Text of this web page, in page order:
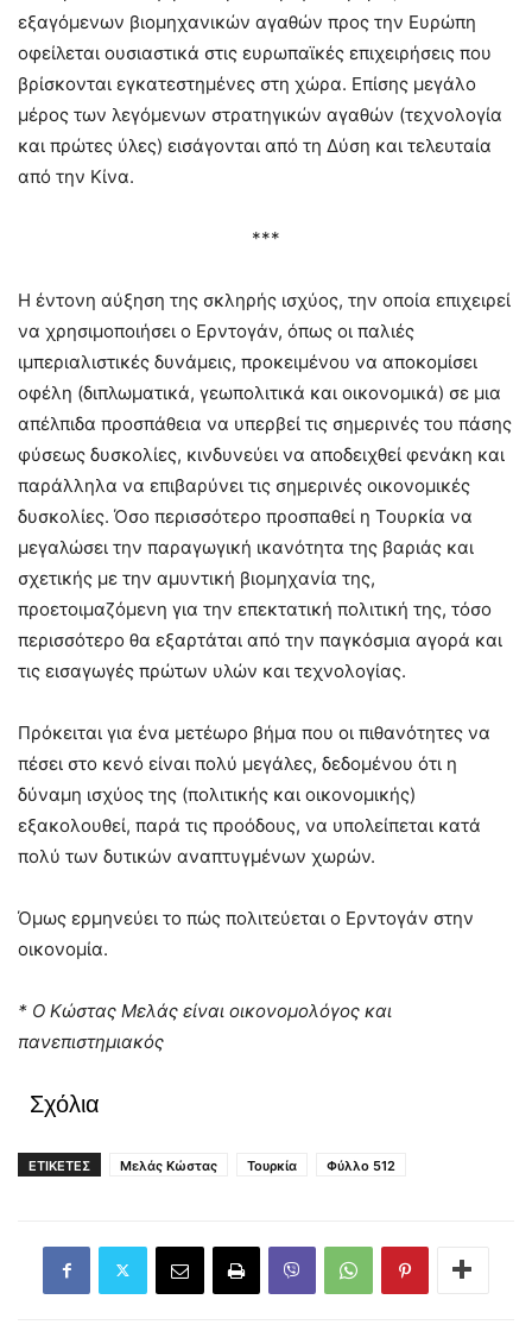
εξαγόμενων βιομηχανικών αγαθών προς την Ευρώπη
οφείλεται ουσιαστικά στις ευρωπαϊκές επιχειρήσεις που
βρίσκονται εγκατεστημένες στη χώρα. Επίσης μεγάλο
μέρος των λεγόμενων στρατηγικών αγαθών (τεχνολογία
και πρώτες ύλες) εισάγονται από τη Δύση και τελευταία
από την Κίνα.
***
Η έντονη αύξηση της σκληρής ισχύος, την οποία επιχειρεί
να χρησιμοποιήσει ο Ερντογάν, όπως οι παλιές
ιμπεριαλιστικές δυνάμεις, προκειμένου να αποκομίσει
οφέλη (διπλωματικά, γεωπολιτικά και οικονομικά) σε μια
απέλπιδα προσπάθεια να υπερβεί τις σημερινές του πάσης
φύσεως δυσκολίες, κινδυνεύει να αποδειχθεί φενάκη και
παράλληλα να επιβαρύνει τις σημερινές οικονομικές
δυσκολίες. Όσο περισσότερο προσπαθεί η Τουρκία να
μεγαλώσει την παραγωγική ικανότητα της βαριάς και
σχετικής με την αμυντική βιομηχανία της,
προετοιμαζόμενη για την επεκτατική πολιτική της, τόσο
περισσότερο θα εξαρτάται από την παγκόσμια αγορά και
τις εισαγωγές πρώτων υλών και τεχνολογίας.
Πρόκειται για ένα μετέωρο βήμα που οι πιθανότητες να
πέσει στο κενό είναι πολύ μεγάλες, δεδομένου ότι η
δύναμη ισχύος της (πολιτικής και οικονομικής)
εξακολουθεί, παρά τις προόδους, να υπολείπεται κατά
πολύ των δυτικών αναπτυγμένων χωρών.
Όμως ερμηνεύει το πώς πολιτεύεται ο Ερντογάν στην
οικονομία.
* Ο Κώστας Μελάς είναι οικονομολόγος και
πανεπιστημιακός
Σχόλια
ΕΤΙΚΕΤΕΣ Μελάς Κώστας Τουρκία Φύλλο 512